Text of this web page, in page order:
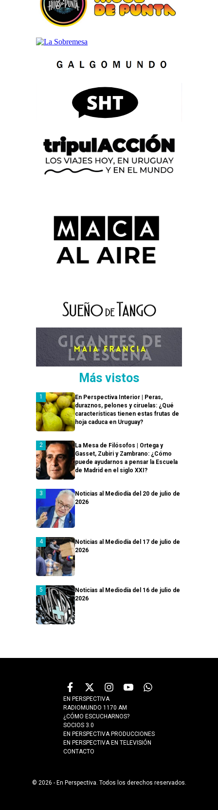
Más vistos
En Perspectiva Interior | Peras,
duraznos, pelones y ciruelas: ¿Qué
características tienen estas frutas de
hoja caduca en Uruguay?
La Mesa de Filósofos | Ortega y
Gasset, Zubiri y Zambrano: ¿Cómo
puede ayudarnos a pensar la Escuela
de Madrid en el siglo XXI?
Noticias al Mediodía del 20 de julio de
2026
Noticias al Mediodía del 17 de julio de
2026
Noticias al Mediodía del 16 de julio de
2026
EN PERSPECTIVA
RADIOMUNDO 1170 AM
¿CÓMO ESCUCHARNOS?
SOCIOS 3.0
EN PERSPECTIVA PRODUCCIONES
EN PERSPECTIVA EN TELEVISIÓN
CONTACTO
© 2026 - En Perspectiva. Todos los derechos reservados.